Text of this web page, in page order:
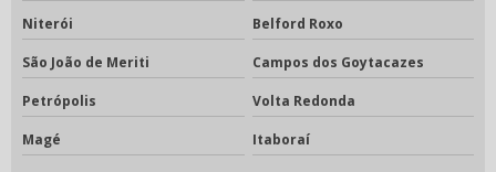
Niterói Belford Roxo
São João de Meriti Campos dos Goytacazes
Petrópolis Volta Redonda
Magé Itaboraí